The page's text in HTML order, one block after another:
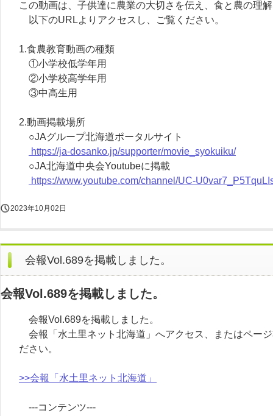
この動画は、子供達に農業の大切さを伝え、食と農の理
以下のURLよりアクセスし、ご覧ください。
1.食農教育動画の種類
①小学校低学年用
②小学校高学年用
③中高生用
2.動画掲載場所
○JAグループ北海道ポータルサイト
https://ja-dosanko.jp/supporter/movie_syokuiku/
○JA北海道中央会Youtubeに掲載
https://www.youtube.com/channel/UC-
2023年10月02日
会報Vol.689を掲載しました。
会報Vol.689を掲載しました。
会報Vol.689を掲載しました。
会報「水土里ネット北海道」へアクセス、またはペー
ださい。
>>会報「水土里ネット北海道」
---コンテンツ---